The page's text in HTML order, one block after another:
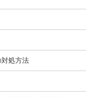
処方法